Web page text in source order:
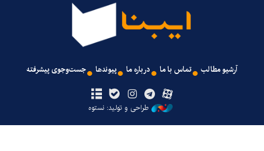
آرشیو مطالب تماس با ما درباره ما پیوندها جست‌وجوی پیشرفته
طراحی و تولید: نستوه